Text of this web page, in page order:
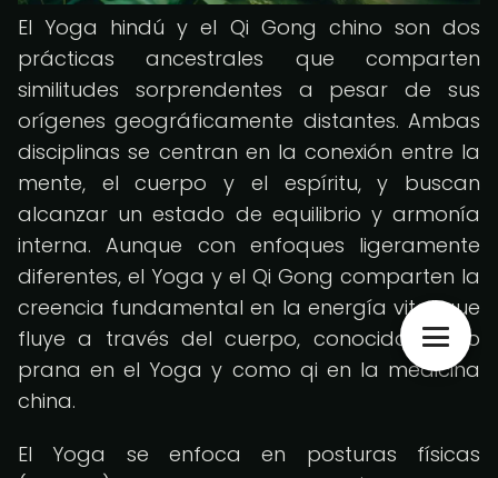
El Yoga hindú y el Qi Gong chino son dos
prácticas ancestrales que comparten
similitudes sorprendentes a pesar de sus
orígenes geográficamente distantes. Ambas
disciplinas se centran en la conexión entre la
mente, el cuerpo y el espíritu, y buscan
alcanzar un estado de equilibrio y armonía
interna. Aunque con enfoques ligeramente
diferentes, el Yoga y el Qi Gong comparten la
creencia fundamental en la energía vital que
fluye a través del cuerpo, conocida como
prana en el Yoga y como qi en la medicina
china.
El Yoga se enfoca en posturas físicas